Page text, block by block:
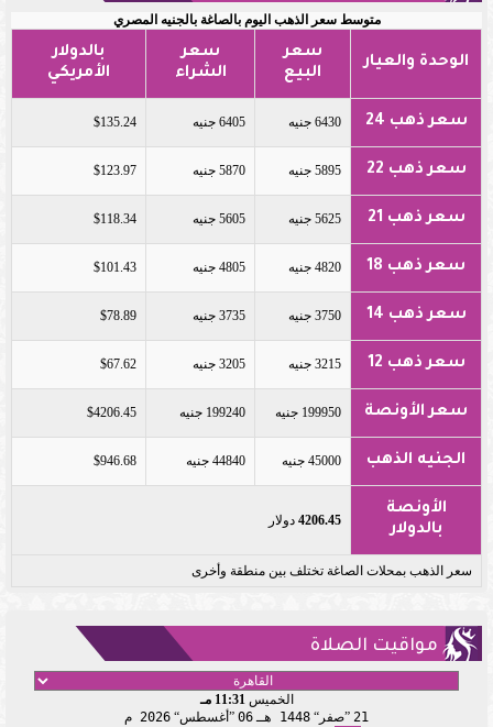
متوسط سعر الذهب اليوم بالصاغة بالجنيه المصري
الوحدة والعيار
سعر
البيع
سعر
الشراء
بالدولار
الأمريكي
سعر ذهب 24 6430 جنيه 6405 جنيه $135.24
سعر ذهب 22 5895 جنيه 5870 جنيه $123.97
سعر ذهب 21 5625 جنيه 5605 جنيه $118.34
سعر ذهب 18 4820 جنيه 4805 جنيه $101.43
سعر ذهب 14 3750 جنيه 3735 جنيه $78.89
سعر ذهب 12 3215 جنيه 3205 جنيه $67.62
سعر الأونصة 199950 جنيه 199240 جنيه $4206.45
الجنيه الذهب 45000 جنيه 44840 جنيه $946.68
الأونصة
بالدولار
4206.45 دولار
سعر الذهب بمحلات الصاغة تختلف بين منطقة وأخرى
مواقيت الصلاة
الخميس11:31 مـ
21 صفر 1448 هـ 06 أغسطس 2026 م